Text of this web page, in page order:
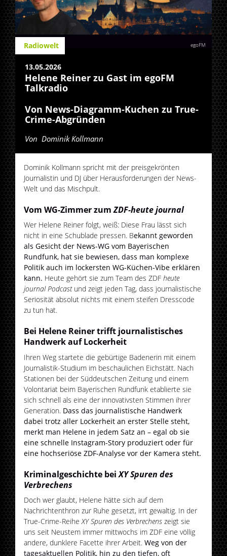
egoFM
Radiowelt
13.05.2026
Helene Reiner zu Gast im egoFM
Talkradio
Von News-Diagramm-Kuchen zu True-
Crime-Abgründen
Von Dominik Kollmann
Dominik Kollmann spricht mit der preisgekrönten
Journalistin und DJ über Herausforderungen der News-
Welt und das Mischpult.
Vom WG-Zimmer zumZDF-heute journal
Wer Helene Reiner folgt, weiß: Diese Frau lässt sich
nicht in eine Schublade pressen. Bekannt geworden
als Gesicht der News-WG vom Bayerischen
Rundfunk, hat sie bewiesen, dass man komplexe
Politik auch im lockersten WG-Küchen-Vibe erklären
kann. Heute gehört sie zum Team des ZDFheute
journal Podcastund zeigt jeden Tag, dass journalistische
Seriosität absolut nichts mit einem steifen Dresscode
zu tun hat.
Bei Helene Reiner trifft journalistisches
Handwerk auf Lockerheit
Ihren Weg startete die gebürtige Badenerin mit einem
Journalistik-Studium im beschaulichen Eichstätt. Nach
Stationen bei der Süddeutschen Zeitung und einem
Volontariat beim Bayerischen Rundfunk etablierte sie
sich schnell als eine der innovativsten Stimmen ihrer
Generation. Dass das journalistische Handwerk
dabei trotz aller Lockerheit an erster Stelle steht,
merkt man Helene in jedem Satz an – egal ob sie
eine schnelle Instagram-Story produziert oder für
eine hochseriöse ZDF-Analyse vor der Kamera steht.
Kriminalgeschichte beiXY Spuren des
Verbrechens
Doch wer glaubt, Helene hätte sich auf dem
Nachrichtenthron zur Ruhe gesetzt, irrt gewaltig. In der
True-Crime-ReiheXY Spuren des Verbrechens zeigt sie
uns seit Neustem immer mittwochs im ZDF eine völlig
andere, dunklere Facette ihrer Arbeit. Weg von der
tagesaktuellen Politik, hin zu den tiefen, oft